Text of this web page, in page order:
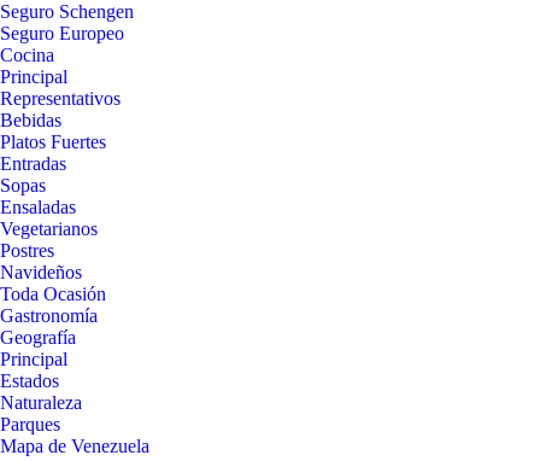
Seguro Schengen
Seguro Europeo
Cocina
Principal
Representativos
Bebidas
Platos Fuertes
Entradas
Sopas
Ensaladas
Vegetarianos
Postres
Navideños
Toda Ocasión
Gastronomía
Geografía
Principal
Estados
Naturaleza
Parques
Mapa de Venezuela